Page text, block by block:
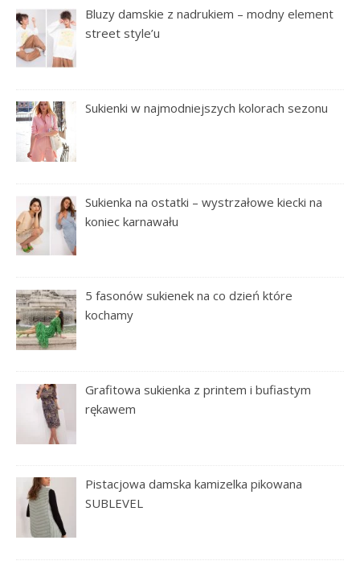
Bluzy damskie z nadrukiem – modny element
street style’u
Sukienki w najmodniejszych kolorach sezonu
Sukienka na ostatki – wystrzałowe kiecki na
koniec karnawału
5 fasonów sukienek na co dzień które
kochamy
Grafitowa sukienka z printem i bufiastym
rękawem
Pistacjowa damska kamizelka pikowana
SUBLEVEL